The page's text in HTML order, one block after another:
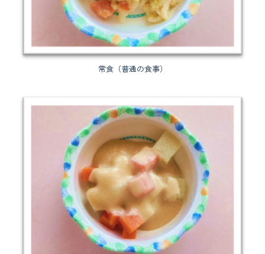
常食（普通の食事）